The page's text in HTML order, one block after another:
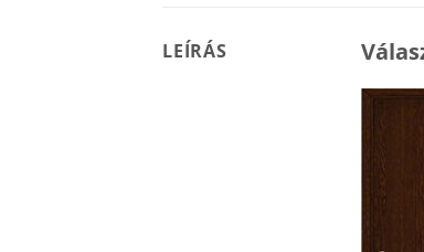
LEÍRÁS